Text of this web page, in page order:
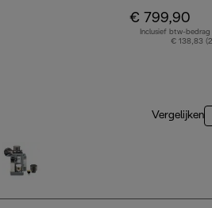
€ 799,90
Inclusief btw-bedrag
€ 138,83
Vergelijken